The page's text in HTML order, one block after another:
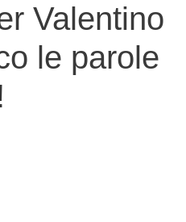
Valentino
le parole